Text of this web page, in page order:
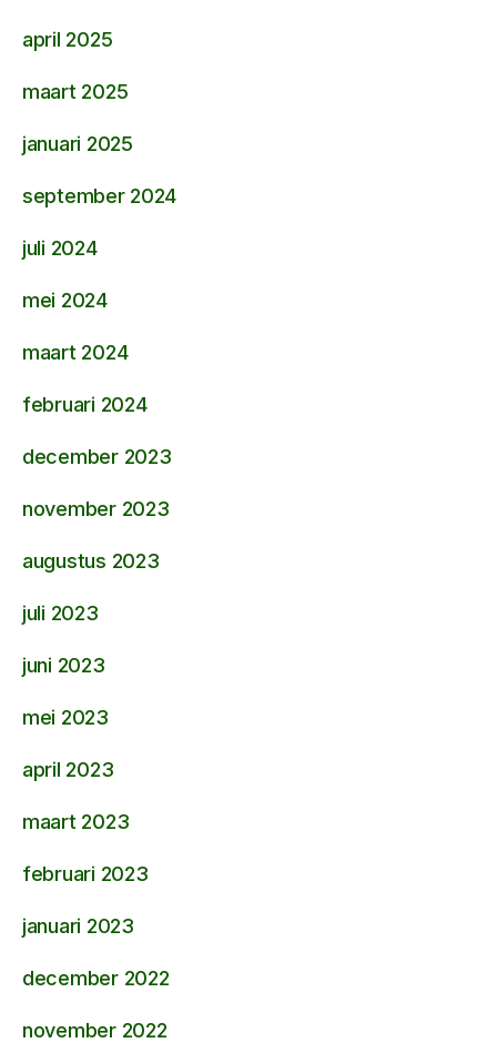
april 2025
maart 2025
januari 2025
september 2024
juli 2024
mei 2024
maart 2024
februari 2024
december 2023
november 2023
augustus 2023
juli 2023
juni 2023
mei 2023
april 2023
maart 2023
februari 2023
januari 2023
december 2022
november 2022